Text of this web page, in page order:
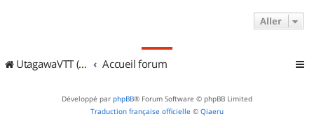
Aller
UtagawaVTT (Randos VTT et VTTAE avec traces GPS) Accueil forum
Développé par phpBB® Forum Software © phpBB Limited
Traduction française officielle © Qiaeru